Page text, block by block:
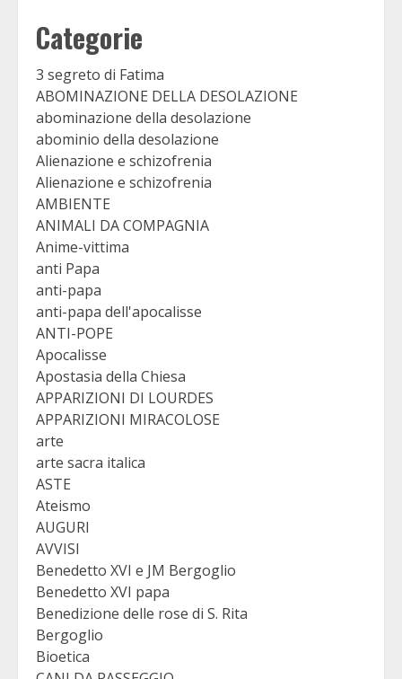
Categorie
3 segreto di Fatima
ABOMINAZIONE DELLA DESOLAZIONE
abominazione della desolazione
abominio della desolazione
Alienazione e schizofrenia
Alienazione e schizofrenia
AMBIENTE
ANIMALI DA COMPAGNIA
Anime-vittima
anti Papa
anti-papa
anti-papa dell'apocalisse
ANTI-POPE
Apocalisse
Apostasia della Chiesa
APPARIZIONI DI LOURDES
APPARIZIONI MIRACOLOSE
arte
arte sacra italica
ASTE
Ateismo
AUGURI
AVVISI
Benedetto XVI e JM Bergoglio
Benedetto XVI papa
Benedizione delle rose di S. Rita
Bergoglio
Bioetica